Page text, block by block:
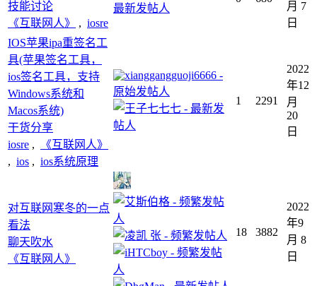
技能讨论
《互联网人》
, iosre
月 7
日
IOS苹果ipa重签名工
具(苹果签名工具，
ios签名工具，支持
Windows系统和
Macos系统)
干货分享
iosre ,
《互联网人》
, ios , ios系统原理
1 2291
2022
年12
月
20
日
对互联网寒冬的一点
看法
聊天吹水
《互联网人》
18 3882
2022
年9
月 8
日